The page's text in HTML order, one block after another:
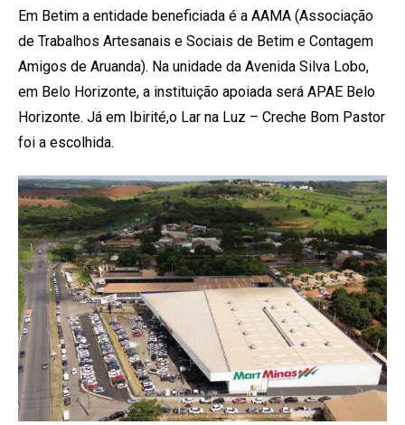
Em Betim a entidade beneficiada é a AAMA (Associação
de Trabalhos Artesanais e Sociais de Betim e Contagem
Amigos de Aruanda). Na unidade da Avenida Silva Lobo,
em Belo Horizonte, a instituição apoiada será APAE Belo
Horizonte. Já em Ibirité,o Lar na Luz – Creche Bom Pastor
foi a escolhida.